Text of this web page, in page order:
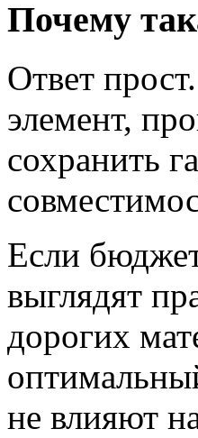
Почему
Ответ
элемент,
сохранить
Если
выглядят
дорогих
не влияют